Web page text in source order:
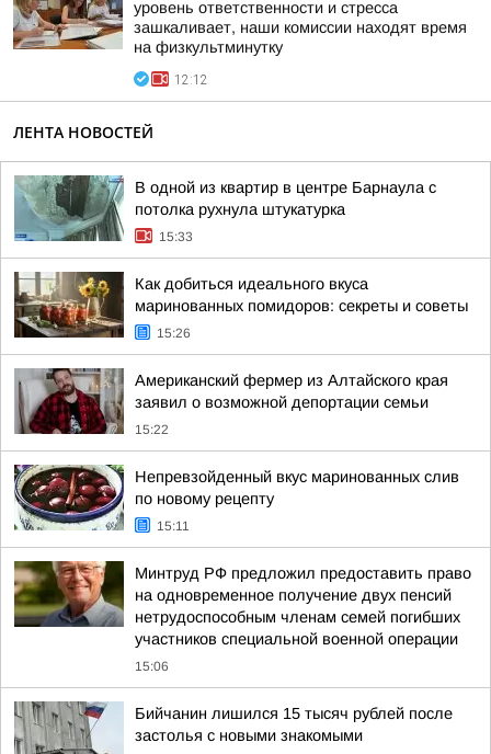
уровень ответственности и стресса
зашкаливает, наши комиссии находят время
на физкультминутку
12:12
ЛЕНТА НОВОСТЕЙ
В одной из квартир в центре Барнаула с
потолка рухнула штукатурка
15:33
Как добиться идеального вкуса
маринованных помидоров: секреты и советы
15:26
Американский фермер из Алтайского края
заявил о возможной депортации семьи
15:22
Непревзойденный вкус маринованных слив
по новому рецепту
15:11
Минтруд РФ предложил предоставить право
на одновременное получение двух пенсий
нетрудоспособным членам семей погибших
участников специальной военной операции
15:06
Бийчанин лишился 15 тысяч рублей после
застолья с новыми знакомыми